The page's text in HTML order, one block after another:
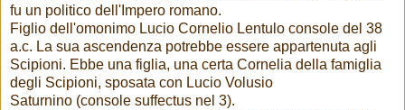
fu un politico dell'Impero romano.
Figlio dell'omonimo Lucio Cornelio Lentulo console del 38
a.c. La sua ascendenza potrebbe essere appartenuta agli
Scipioni. Ebbe una figlia, una certa Cornelia della famiglia
degli Scipioni, sposata con Lucio Volusio
Saturnino (console suffectus nel 3).